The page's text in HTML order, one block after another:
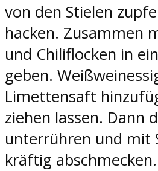
von den Stielen
hacken. Zusammen
und Chiliflocken in
geben.
Limettensaft
ziehen lassen. Dann
unterrühren und mit
kräftig abschmecken.